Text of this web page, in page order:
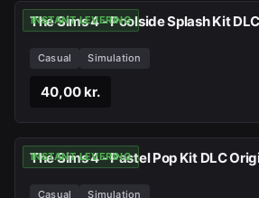
INSTANT LEVERING
The Sims 4 - Poolside Splash Kit
Casual Simulation
40,00 kr.
INSTANT LEVERING
The Sims 4 - Pastel Pop Kit DLC
Casual Simulation